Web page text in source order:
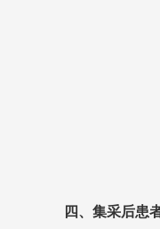
四、集采后患